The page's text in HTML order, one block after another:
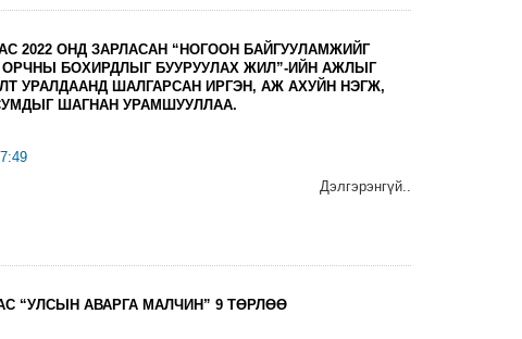
2022 ОНД ЗАРЛАСАН “НОГООН БАЙГУУЛАМЖИЙГ
ОРЧНЫ БОХИРДЛЫГ БУУРУУЛАХ ЖИЛ”-ИЙН АЖЛЫГ
УРАЛДААНД ШАЛГАРСАН ИРГЭН, АЖ АХУЙН НЭГЖ,
ШАГНАН УРАМШУУЛЛАА.
Дэлгэрэнгүй..
“УЛСЫН АВАРГА МАЛЧИН” 9 ТӨРЛӨӨ